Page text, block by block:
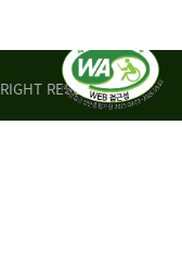
RESERVED